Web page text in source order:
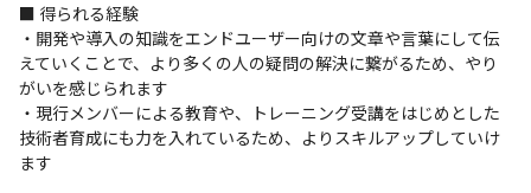
■ 得られる経験
・開発や導入の知識をエンドユーザー向けの文章や言葉にして伝
えていくことで、より多くの人の疑問の解決に繋がるため、やり
がいを感じられます
・現行メンバーによる教育や、トレーニング受講をはじめとした
技術者育成にも力を入れているため、よりスキルアップしていけ
ます